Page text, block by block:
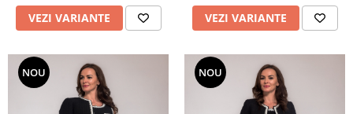
VEZI VARIANTE VEZI VARIANTE
NOU NOU